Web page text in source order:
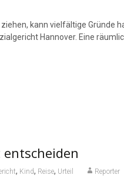
kann vielfältige Gründe
Hannover. Eine
, Kind, Reise, Urteil Reporter